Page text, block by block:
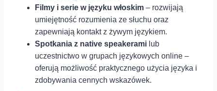
Filmy i serie w języku ⁣włoskim – rozwijają
umiejętność rozumienia ze słuchu⁢ oraz
zapewniają kontakt z żywym językiem.
Spotkania z native speakerami ⁤lub
uczestnictwo w grupach językowych ‍online –⁢
oferują⁤ możliwość praktycznego użycia języka i
zdobywania cennych wskazówek.